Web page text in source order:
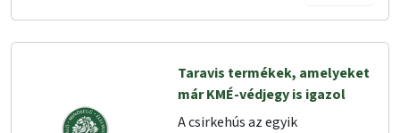
Taravis termékek, amelyeket
már KMÉ-védjegy is igazol
A csirkehús az egyik